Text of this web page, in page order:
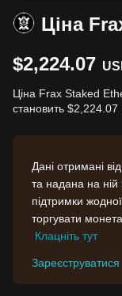
Ціна
$2,224.07
Ціна Frax Staked
становить $2,224.07
Дані отримані
та надана на
підтримки
торгувати
Клацніть тут
Зареєструватися